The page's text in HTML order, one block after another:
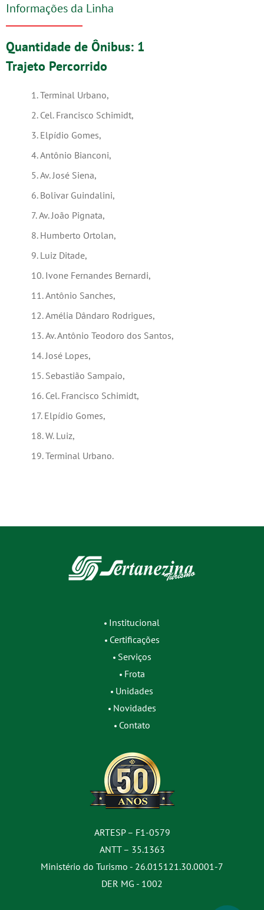
Informações da Linha
Quantidade de Ônibus: 1
Trajeto Percorrido
Terminal Urbano,
Cel. Francisco Schimidt,
Elpídio Gomes,
Antônio Bianconi,
Av. José Siena,
Bolivar Guindalini,
Av. João Pignata,
Humberto Ortolan,
Luiz Ditade,
Ivone Fernandes Bernardi,
Antônio Sanches,
Amélia Dândaro Rodrigues,
Av. Antônio Teodoro dos Santos,
José Lopes,
Sebastião Sampaio,
Cel. Francisco Schimidt,
Elpídio Gomes,
W. Luiz,
Terminal Urbano.
Institucional
Certificações
Serviços
Frota
Unidades
Novidades
Contato
ARTESP – F1-0579
ANTT – 35.1363
Ministério do Turismo - 26.015121.30.0001-7
DER MG - 1002